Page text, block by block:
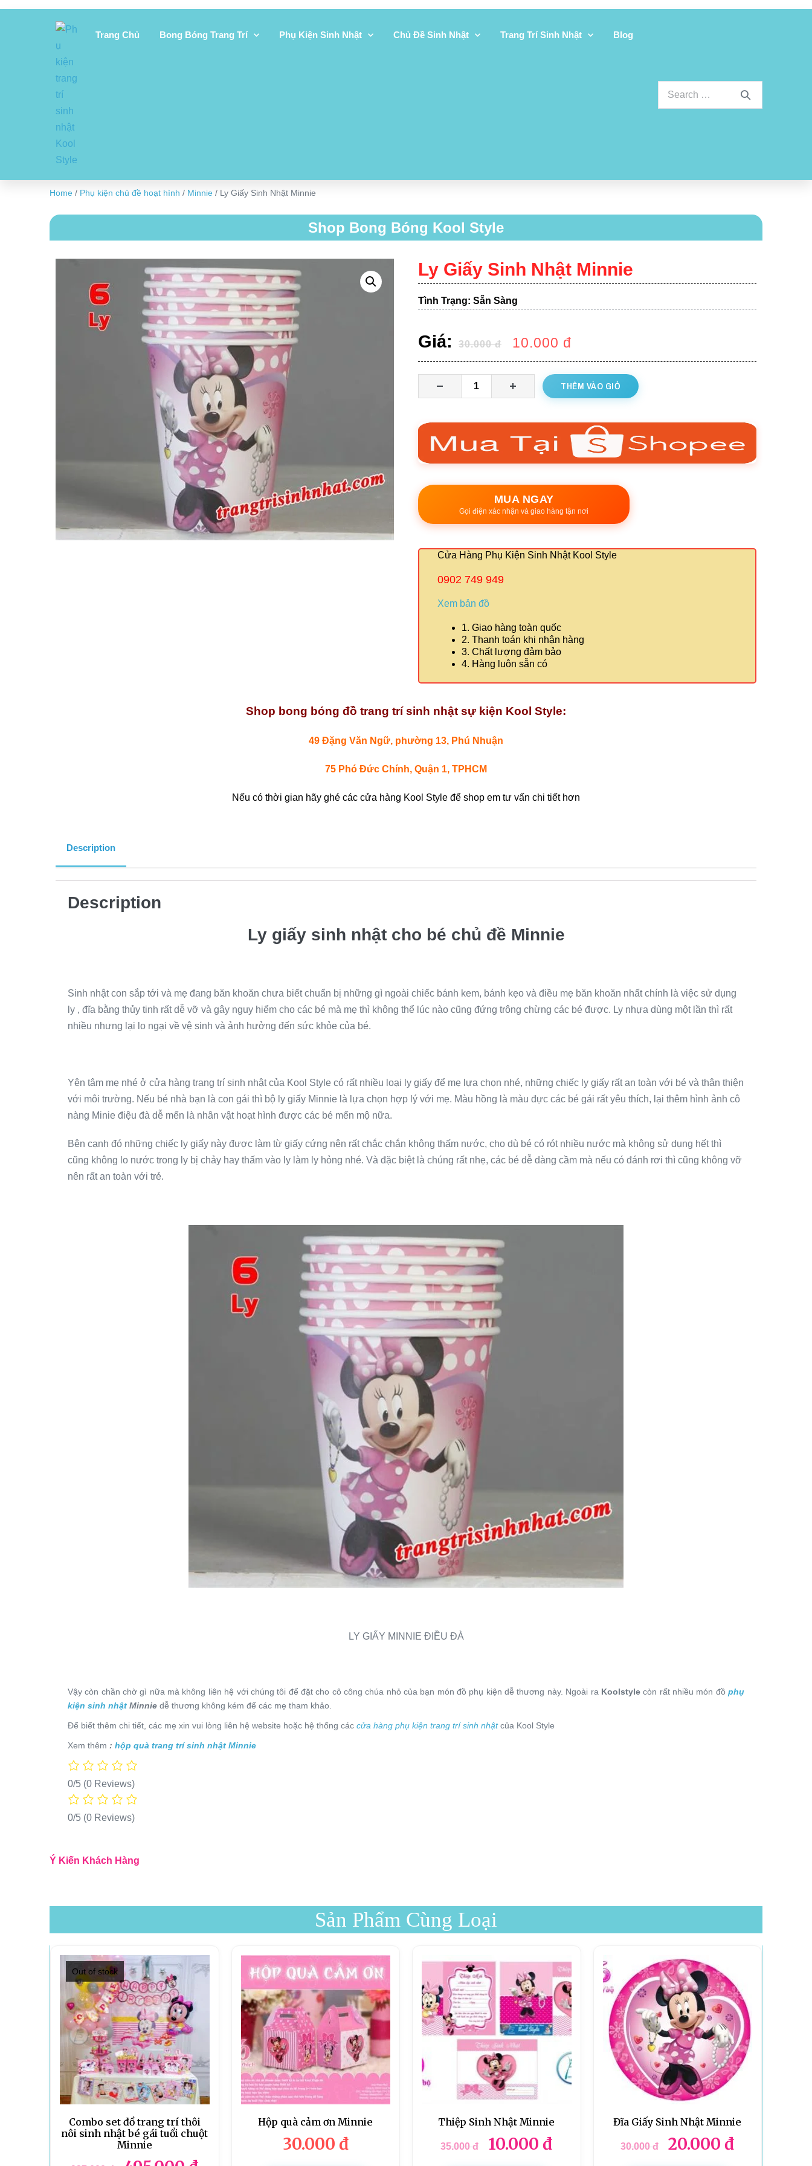
Trang Chủ Bong Bóng Trang Trí Phụ Kiện Sinh Nhật Chủ Đề Sinh Nhật Trang Trí Sinh Nhật Blog
Home / Phụ kiện chủ đề hoạt hình / Minnie / Ly Giấy Sinh Nhật Minnie
Shop Bong Bóng Kool Style
Ly Giấy Sinh Nhật Minnie
Tình Trạng: Sẵn Sàng
Giá: 30.000đ 10.000 đ
THÊM VÀO GIỎ
MUA NGAY
Gọi điện xác nhận và giao hàng tận nơi
Cửa Hàng Phụ Kiện Sinh Nhật Kool Style
0902 749 949
Xem bản đồ
1. Giao hàng toàn quốc
2. Thanh toán khi nhận hàng
3. Chất lượng đảm bảo
4. Hàng luôn sẵn có
Shop bong bóng đồ trang trí sinh nhật sự kiện Kool Style:
49 Đặng Văn Ngữ, phường 13, Phú Nhuận
75 Phó Đức Chính, Quận 1, TPHCM
Nếu có thời gian hãy ghé các cửa hàng Kool Style để shop em tư vấn chi tiết hơn
Description
Description
Ly giấy sinh nhật cho bé chủ đề Minnie
Sinh nhật con sắp tới và mẹ đang băn khoăn chưa biết chuẩn bị những gì ngoài chiếc bánh kem, bánh kẹo và điều mẹ băn khoăn nhất chính là việc sử dụng
ly , đĩa bằng thủy tinh rất dễ vỡ và gây nguy hiểm cho các bé mà mẹ thì không thể lúc nào cũng đứng trông chừng các bé được. Ly nhựa dùng một lần thì rất
nhiều nhưng lại lo ngại về vệ sinh và ảnh hưởng đến sức khỏe của bé.
Yên tâm mẹ nhé ở cửa hàng trang trí sinh nhật của Kool Style có rất nhiều loại ly giấy để mẹ lựa chọn nhé, những chiếc ly giấy rất an toàn với bé và thân thiện
với môi trường. Nếu bé nhà bạn là con gái thì bộ ly giấy Minnie là lựa chọn hợp lý với mẹ. Màu hồng là màu đực các bé gái rất yêu thích, lại thêm hình ảnh cô
nàng Minie điệu đà dễ mến là nhân vật hoạt hình được các bé mến mộ nữa.
Bên cạnh đó những chiếc ly giấy này được làm từ giấy cứng nên rất chắc chắn không thấm nước, cho dù bé có rót nhiều nước mà không sử dụng hết thì
cũng không lo nước trong ly bị chảy hay thấm vào ly làm ly hỏng nhé. Và đặc biệt là chúng rất nhẹ, các bé dễ dàng cầm mà nếu có đánh rơi thì cũng không vỡ
nên rất an toàn với trẻ.
LY GIẤY MINNIE ĐIỀU ĐÀ
Vậy còn chần chờ gì nữa mà không liên hệ với chúng tôi để đặt cho cô công chúa nhỏ của bạn món đồ phụ kiện dễ thương này. Ngoài ra Koolstylecòn rất nhiều món đồphụ
kiện sinh nhật Minnie dễ thương không kém để các mẹ tham khảo.
Để biết thêm chi tiết, các mẹ xin vui lòng liên hệ website hoặc hệ thống các cửa hàng phụ kiện trang trí sinh nhật của Kool Style
Xem thêm : hộp quà trang trí sinh nhật Minnie
0/5 (0 Reviews)
0/5 (0 Reviews)
Ý Kiến Khách Hàng
Sản Phẩm Cùng Loại
Out of stock
Combo set đồ trang trí thôi
nôi sinh nhật bé gái tuổi chuột
Minnie
Hộp quà cảm ơn Minnie
30.000 đ
Thiệp Sinh Nhật Minnie
35.000đ 10.000đ
Đĩa Giấy Sinh Nhật Minnie
30.000đ 20.000đ